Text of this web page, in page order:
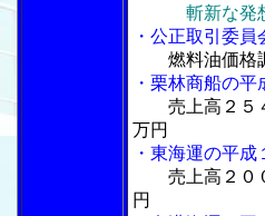
斬新な発
・公正取引委
燃料油価格
・栗林商船の
売上高２５
万円
・東海運の平
売上高２０
円